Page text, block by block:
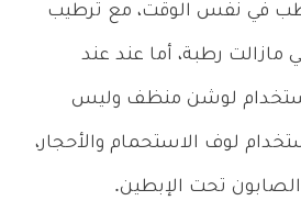
في نفس الوقت، مع ترطيب
مازالت رطبة، أما عند عند
لوشن منظف وليس
لوف الاستحمام والأحجار،
تحت الإبطين.